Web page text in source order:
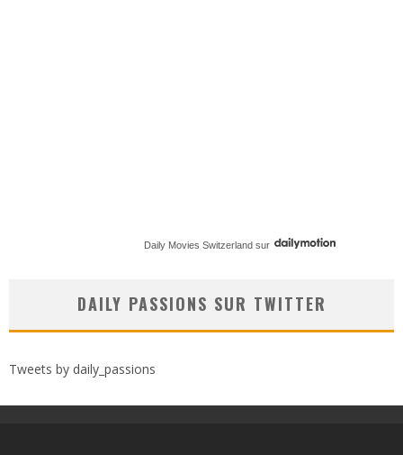
Daily Movies Switzerland sur
DAILY PASSIONS SUR TWITTER
Tweets by daily_passions